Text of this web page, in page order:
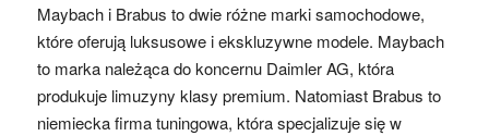
Maybach i Brabus to dwie różne marki samochodowe,
które oferują luksusowe i ekskluzywne modele. Maybach
to marka należąca do koncernu Daimler AG, która
produkuje limuzyny klasy premium. Natomiast Brabus to
niemiecka firma tuningowa, która specjalizuje się w